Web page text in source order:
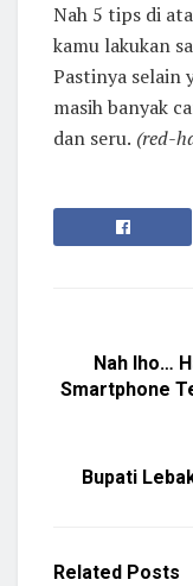
Nah 5 tips di
kamu lakukan
Pastinya selain
masih banyak
dan seru. (red-
Nah lho…
Smartphone
Bupati
Related Posts